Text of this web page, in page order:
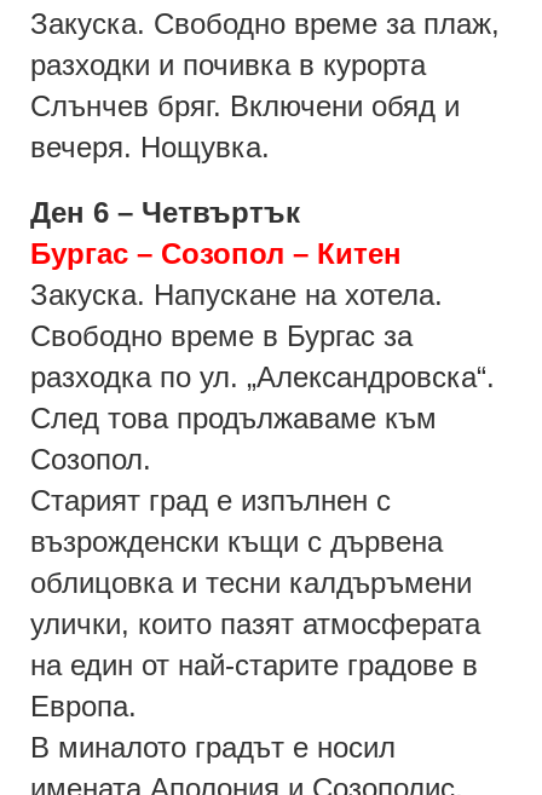
Закуска. Свободно време за плаж,
разходки и почивка в курорта
Слънчев бряг. Включени обяд и
вечеря. Нощувка.
Ден 6 – Четвъртък
Бургас – Созопол – Китен
Закуска. Напускане на хотела.
Свободно време в Бургас за
разходка по ул. „Александровска“.
След това продължаваме към
Созопол.
Старият град е изпълнен с
възрожденски къщи с дървена
облицовка и тесни калдъръмени
улички, които пазят атмосферата
на един от най-старите градове в
Европа.
В миналото градът е носил
имената Аполония и Созополис.